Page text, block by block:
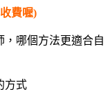
費喔)
，哪個方法更適合自
方式